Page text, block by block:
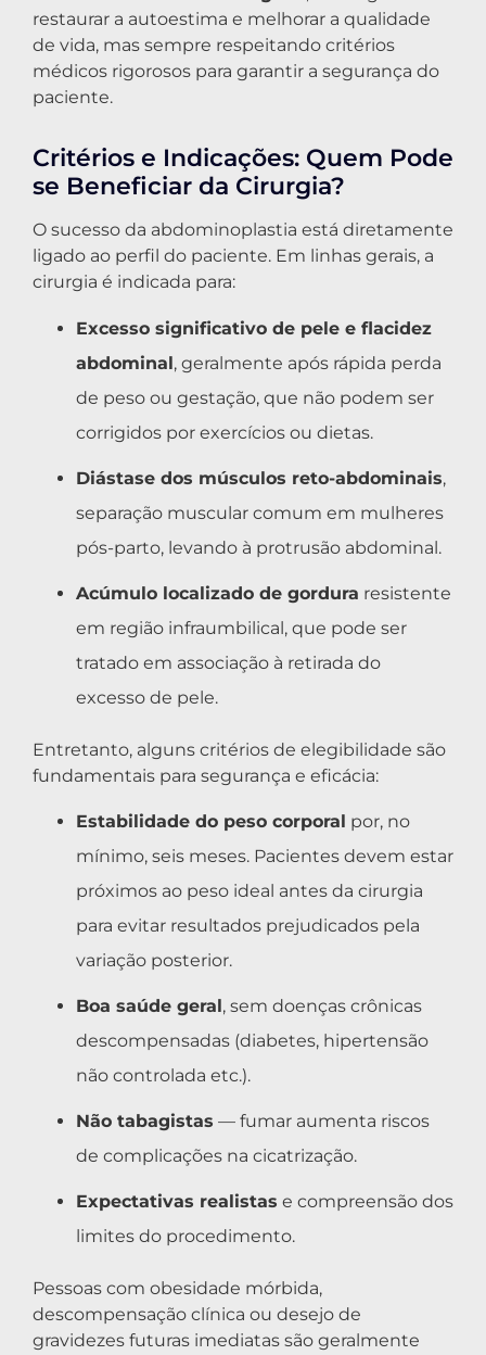
restaurar a autoestima e melhorar a qualidade
de vida, mas sempre respeitando critérios
médicos rigorosos para garantir a segurança do
paciente.
Critérios e Indicações: Quem Pode
se Beneficiar da Cirurgia?
O sucesso da abdominoplastia está diretamente
ligado ao perfil do paciente. Em linhas gerais, a
cirurgia é indicada para:
Excesso significativo de pele e flacidez
abdominal, geralmente após rápida perda
de peso ou gestação, que não podem ser
corrigidos por exercícios ou dietas.
Diástase dos músculos reto-abdominais,
separação muscular comum em mulheres
pós-parto, levando à protrusão abdominal.
Acúmulo localizado de gordura resistente
em região infraumbilical, que pode ser
tratado em associação à retirada do
excesso de pele.
Entretanto, alguns critérios de elegibilidade são
fundamentais para segurança e eficácia:
Estabilidade do peso corporal por, no
mínimo, seis meses. Pacientes devem estar
próximos ao peso ideal antes da cirurgia
para evitar resultados prejudicados pela
variação posterior.
Boa saúde geral , sem doenças crônicas
descompensadas (diabetes, hipertensão
não controlada etc.).
Não tabagistas — fumar aumenta riscos
de complicações na cicatrização.
Expectativas realistas e compreensão dos
limites do procedimento.
Pessoas com obesidade mórbida,
descompensação clínica ou desejo de
gravidezes futuras imediatas são geralmente